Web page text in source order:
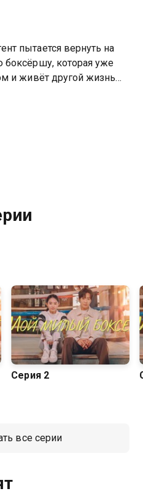
пытается вернуть на
боксёршу, которая уже
и живёт другой жизнью.
бесплатно в
Серия 2
все серии